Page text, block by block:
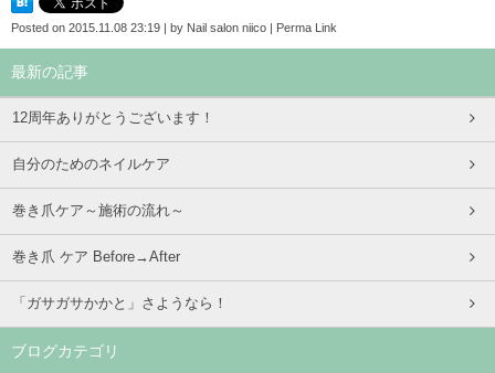
Posted on 2015.11.08 23:19 | by Nail salon niico | Perma Link
最新の記事
12周年ありがとうございます！
自分のためのネイルケア
巻き爪ケア～施術の流れ～
巻き爪 ケア Before→After
「ガサガサかかと」さようなら！
ブログカテゴリ